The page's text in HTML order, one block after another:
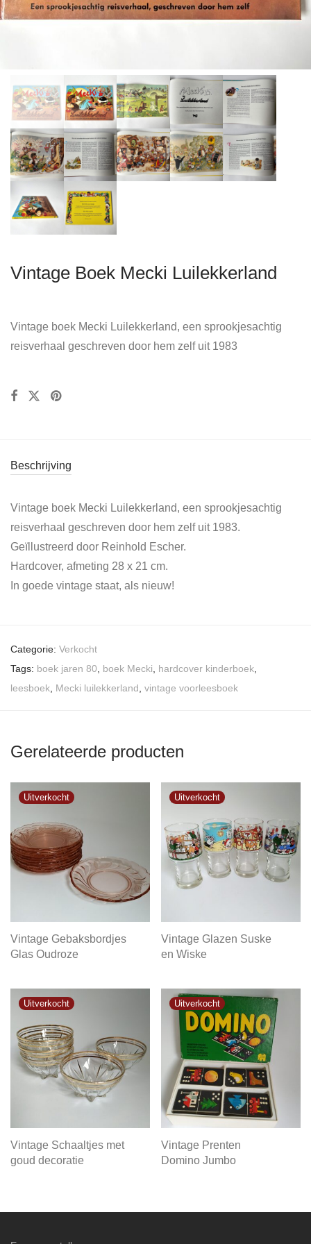
Vintage Boek Mecki Luilekkerland
Vintage boek Mecki Luilekkerland, een sprookjesachtig
reisverhaal geschreven door hem zelf uit 1983
Beschrijving
Vintage boek Mecki Luilekkerland, een sprookjesachtig
reisverhaal geschreven door hem zelf uit 1983.
Geïllustreerd door Reinhold Escher.
Hardcover, afmeting 28 x 21 cm.
In goede vintage staat, als nieuw!
Categorie: Verkocht
Tags: boek jaren 80 boek Mecki hardcover kinderboek
leesboek Mecki luilekkerland vintage voorleesboek
Gerelateerde producten
Vintage Gebaksbordjes
Glas Oudroze
Vintage Glazen Suske
en Wiske
Vintage Schaaltjes met
goud decoratie
Vintage Prenten
Domino Jumbo